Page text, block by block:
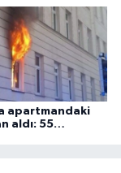
doğa olayını
apartmandaki
aldı: 55